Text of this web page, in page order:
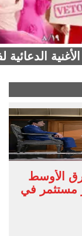
الأوسط
مستثمر في